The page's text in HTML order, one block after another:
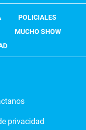
POLICIALES
MUCHO SHOW
privacidad